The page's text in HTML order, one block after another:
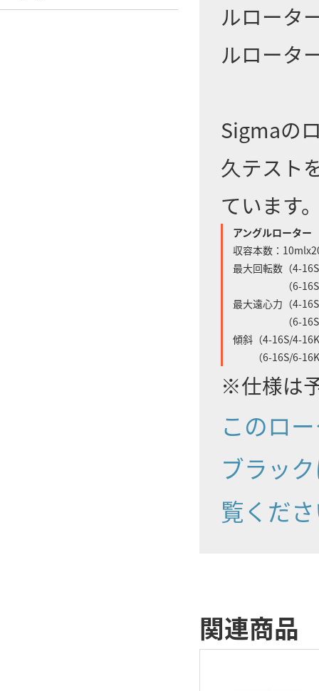
ルロータ
ルロータ
Sigmaの
久テスト
ています
アングルローター
収容本数：
最大回転数（4-
（6-16S/6-
最大遠心力（4-
（6-16S/6-
傾斜（4-16S/4-
（6-16S/6-
※仕様は
このロ
ブラッ
覧くだ
関連商品